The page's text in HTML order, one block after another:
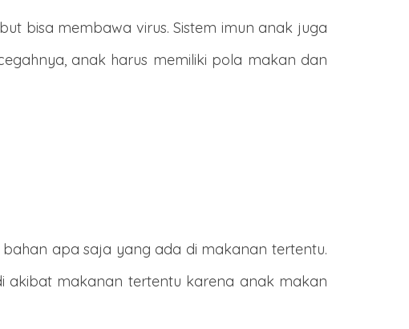
bisa membawa virus. Sistem imun anak juga
anak harus memiliki pola makan dan
apa saja yang ada di makanan tertentu.
akibat makanan tertentu karena anak makan